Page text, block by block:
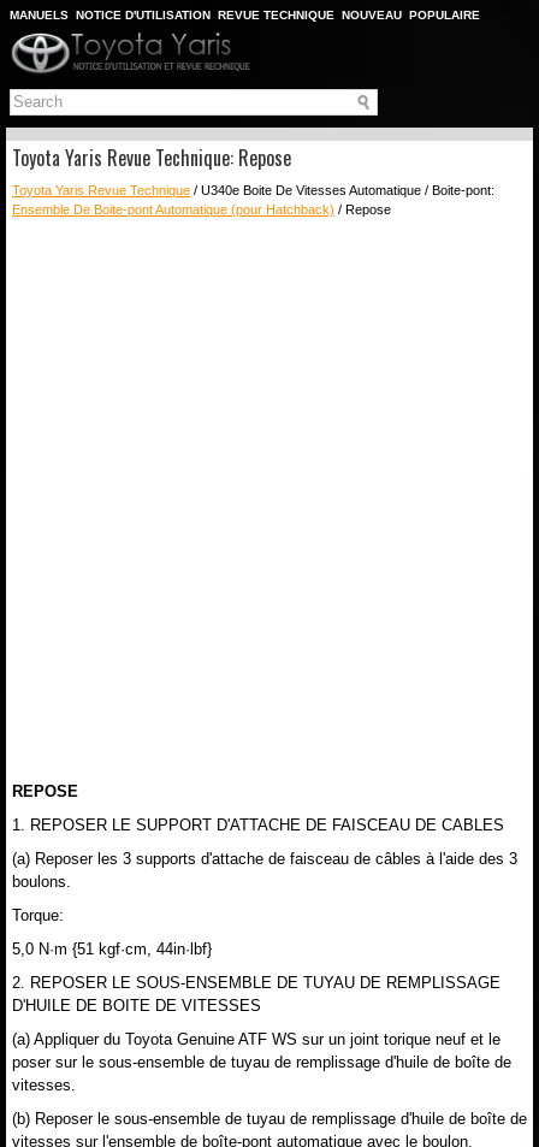
MANUELS NOTICE D'UTILISATION REVUE TECHNIQUE NOUVEAU POPULAIRE
PLAN DU SITE
CHERCHER
Toyota Yaris Revue Technique: Repose
Toyota Yaris Revue Technique / U340e Boite De Vitesses Automatique / Boite-pont:
Ensemble De Boite-pont Automatique (pour Hatchback) / Repose
REPOSE
1. REPOSER LE SUPPORT D'ATTACHE DE FAISCEAU DE CABLES
(a) Reposer les 3 supports d'attache de faisceau de câbles à l'aide des 3
boulons.
Torque:
5,0 N·m {51 kgf·cm, 44in·lbf}
2. REPOSER LE SOUS-ENSEMBLE DE TUYAU DE REMPLISSAGE
D'HUILE DE BOITE DE VITESSES
(a) Appliquer du Toyota Genuine ATF WS sur un joint torique neuf et le
poser sur le sous-ensemble de tuyau de remplissage d'huile de boîte de
vitesses.
(b) Reposer le sous-ensemble de tuyau de remplissage d'huile de boîte de
vitesses sur l'ensemble de boîte-pont automatique avec le boulon.